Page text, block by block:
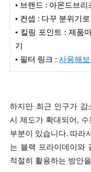
• 브랜드 : 아몬드브리
• 컨셉 : 다꾸 분위기
• 킬링 포인트 : 제품
기
• 필터 링크 : 사용해
하지만 최근 인구가 감
시 제도가 확대되어,
부분이 있습니다. 따라
는 블랙 프라이데이와
적절히 활용하는 방안